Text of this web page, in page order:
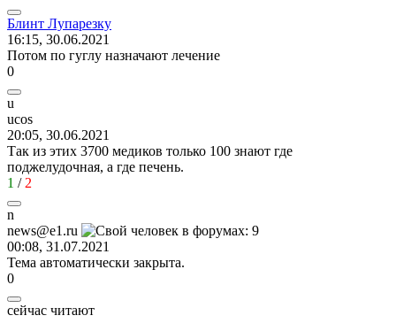
Блинт Лупарезку
16:15, 30.06.2021
Потом по гуглу назначают лечение
0
u
ucos
20:05, 30.06.2021
Так из этих 3700 медиков только 100 знают где
поджелудочная, а где печень.
1 / 2
n
news@e1.ru
00:08, 31.07.2021
Тема автоматически закрыта.
0
сейчас читают